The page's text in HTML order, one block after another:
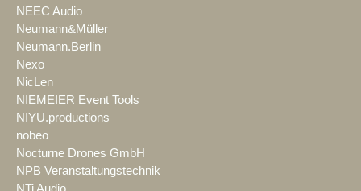
NEEC Audio
Neumann&Müller
Neumann.Berlin
Nexo
NicLen
NIEMEIER Event Tools
NIYU.productions
nobeo
Nocturne Drones GmbH
NPB Veranstaltungstechnik